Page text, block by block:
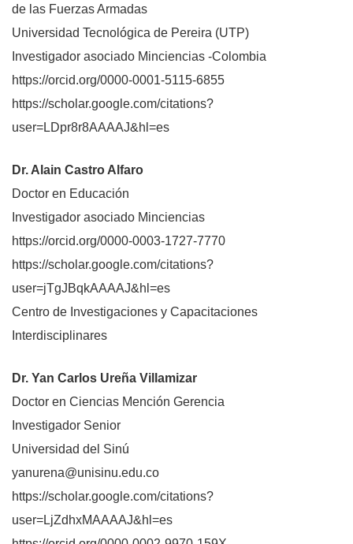
de las Fuerzas Armadas
Universidad Tecnológica de Pereira (UTP)
Investigador asociado Minciencias -Colombia
https://orcid.org/0000-0001-5115-6855
https://scholar.google.com/citations?
user=LDpr8r8AAAAJ&hl=es
Dr. Alain Castro Alfaro
Doctor en Educación
Investigador asociado Minciencias
https://orcid.org/0000-0003-1727-7770
https://scholar.google.com/citations?
user=jTgJBqkAAAAJ&hl=es
Centro de Investigaciones y Capacitaciones
Interdisciplinares
Dr. Yan Carlos Ureña Villamizar
Doctor en Ciencias Mención Gerencia
Investigador Senior
Universidad del Sinú
yanurena@unisinu.edu.co
https://scholar.google.com/citations?
user=LjZdhxMAAAAJ&hl=es